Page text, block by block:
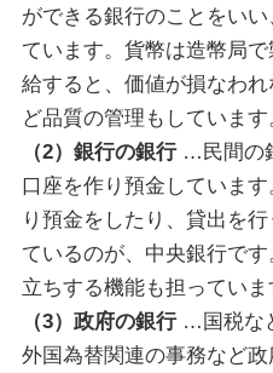
ができる銀行のことをい
ています。貨幣は造幣局
給すると、価値が損なわ
ど品質の管理もしています
（2）銀行の銀行… 民間の
口座を作り預金していま
り預金をしたり、貸出を
ているのが、中央銀行で
立ちする機能も担っていま
（3）政府の銀行 … 国税な
外国為替関連の事務など政